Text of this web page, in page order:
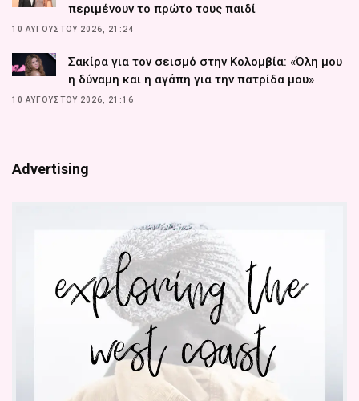
περιμένουν το πρώτο τους παιδί
10 ΑΥΓΟΎΣΤΟΥ 2026, 21:24
Σακίρα για τον σεισμό στην Κολομβία: «Όλη μου
η δύναμη και η αγάπη για την πατρίδα μου»
10 ΑΥΓΟΎΣΤΟΥ 2026, 21:16
Advertising